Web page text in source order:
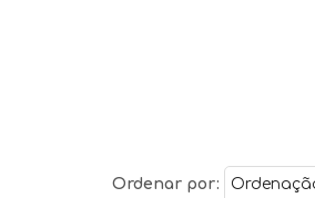
Ordenar por: